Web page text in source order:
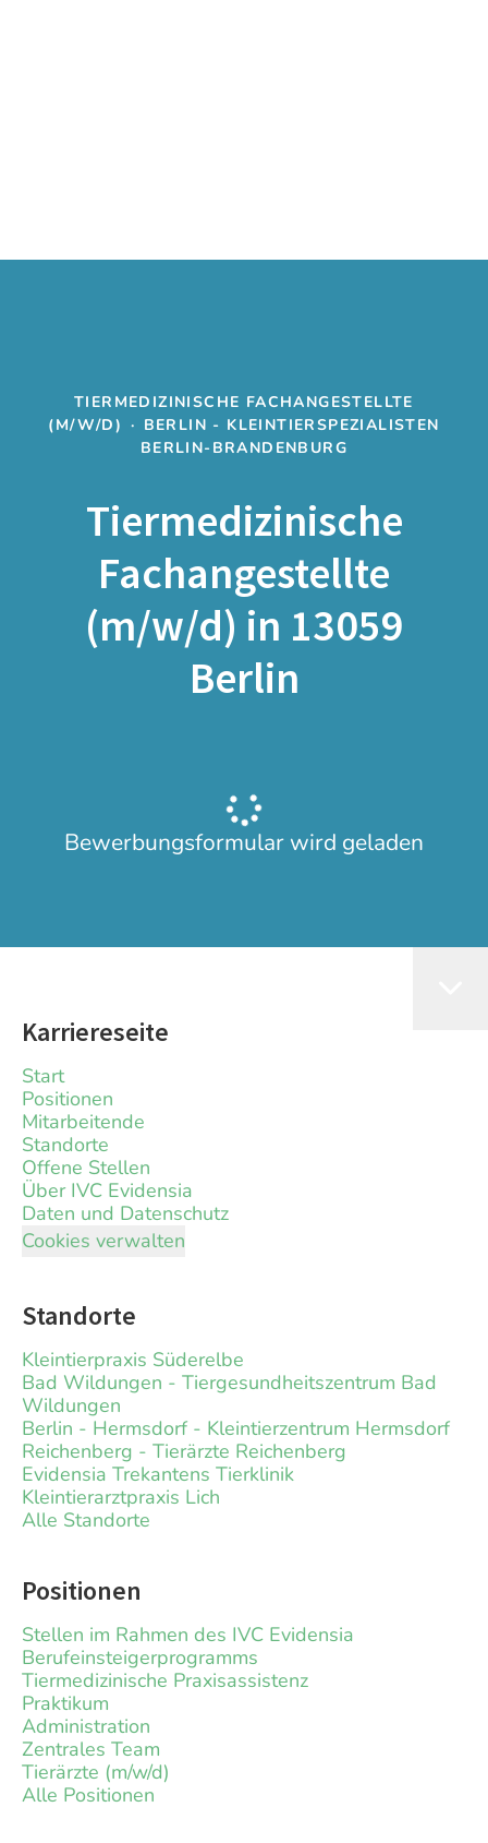
TIERMEDIZINISCHE FACHANGESTELLTE
(M/W/D) · BERLIN - KLEINTIERSPEZIALISTEN
BERLIN-BRANDENBURG
Tiermedizinische
Fachangestellte
(m/w/d) in 13059
Berlin
Bewerbungsformular wird geladen
Karriereseite
Start
Positionen
Mitarbeitende
Standorte
Offene Stellen
Über IVC Evidensia
Daten und Datenschutz
Cookies verwalten
Standorte
Kleintierpraxis Süderelbe
Bad Wildungen - Tiergesundheitszentrum Bad
Wildungen
Berlin - Hermsdorf - Kleintierzentrum Hermsdorf
Reichenberg - Tierärzte Reichenberg
Evidensia Trekantens Tierklinik
Kleintierarztpraxis Lich
Alle Standorte
Positionen
Stellen im Rahmen des IVC Evidensia
Berufeinsteigerprogramms
Tiermedizinische Praxisassistenz
Praktikum
Administration
Zentrales Team
Tierärzte (m/w/d)
Alle Positionen